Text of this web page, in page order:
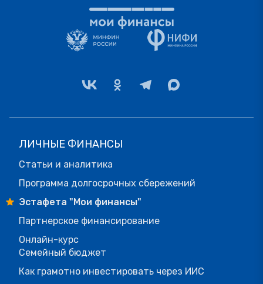
ЛИЧНЫЕ ФИНАНСЫ
Статьи и аналитика
Программа долгосрочных сбережений
Эстафета "Мои финансы"
Партнерское финансирование
Онлайн-курс
Семейный бюджет
Как грамотно инвестировать через ИИС